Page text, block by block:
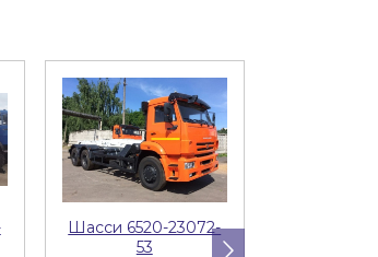
Шасси 6520-23072-
53